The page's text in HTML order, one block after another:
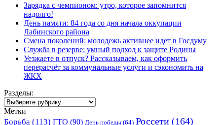
Зарядка с чемпионом: утро, которое запомнится
надолго!
День памяти: 84 года со дня начала оккупации
Лабинского района
Смена поколений: молодежь активнее идет в Госдуму
Служба в резерве: умный подход к защите Родины
Уезжаете в отпуск? Рассказываем, как оформить
перерасчёт за коммунальные услуги и сэкономить на
ЖКХ
Разделы:
Разделы:
Метки
Борьба (113) ГТО (90) День победы (64) Россети (164)